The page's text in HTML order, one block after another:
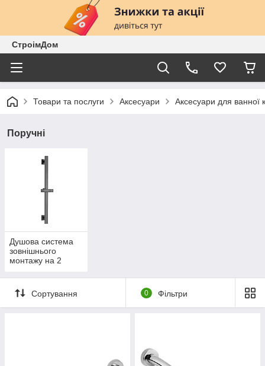
СтроімДом
Товари та послуги Аксесуари Аксесуари для ванної
Поручні
Душова система
зовнішнього
монтажу на 2
Сортування 0 Фільтри